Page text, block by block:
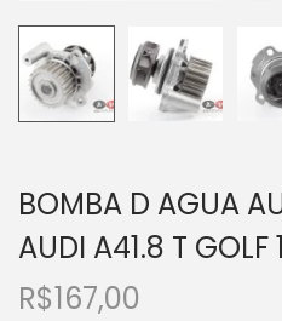
BOMBA D AGUA
AUDI A41.8 T GOLF
R$167,00